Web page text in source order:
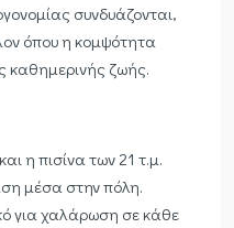
συνδυάζονται,
όπου η κομψότητα
καθημερινής ζωής.
η πισίνα των 21 τ.μ.
μέσα στην πόλη.
για χαλάρωση σε κάθε